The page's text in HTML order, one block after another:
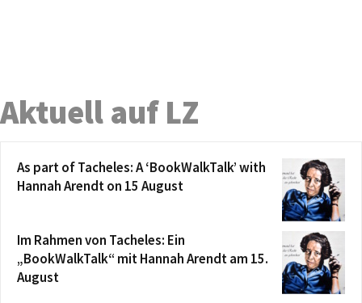
Aktuell auf LZ
As part of Tacheles: A ‘BookWalkTalk’ with
Hannah Arendt on 15 August
Im Rahmen von Tacheles: Ein
„BookWalkTalk“ mit Hannah Arendt am 15.
August